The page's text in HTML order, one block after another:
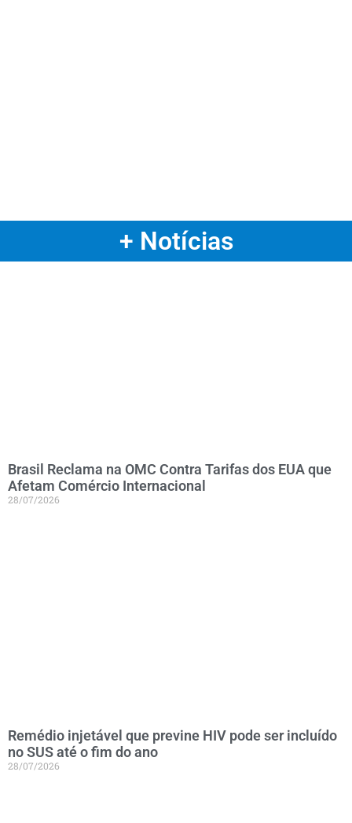
+ Notícias
Brasil Reclama na OMC Contra Tarifas dos EUA que
Afetam Comércio Internacional
28/07/2026
Remédio injetável que previne HIV pode ser incluído
no SUS até o fim do ano
28/07/2026